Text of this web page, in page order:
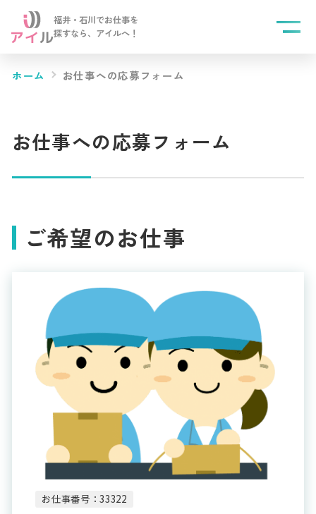
福井・石川でお仕事を
探すなら、 アイルへ！
ホーム お仕事への応募フォーム
お仕事への応募フォーム
ご希望のお仕事
お仕事番号：33322